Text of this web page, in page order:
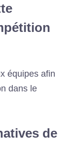
équipes afin
dans le
de